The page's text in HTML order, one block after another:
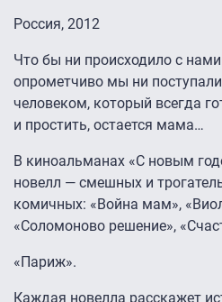
Россия, 2012
Что бы ни происходило с
опрометчиво мы ни
человеком, который всегда
и простить, остается мама…
В киноальманах «С новым
новелл — смешных и
комичных: «Война мам»,
«Соломоново решение»,
«Париж».
Каждая новелла расскажет